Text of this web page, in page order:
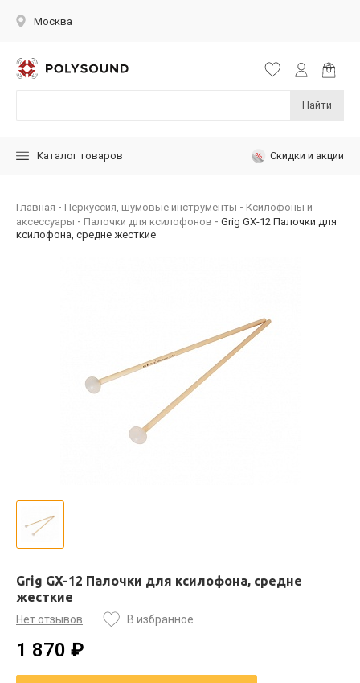
Москва
Найти
Каталог товаров Скидки и акции
Главная Перкуссия, шумовые инструменты
Ксилофоны и
аксессуары
Палочки для ксилофонов
Grig GX-12 Палочки для
ксилофона, средне жесткие
Grig GX-12 Палочки для ксилофона, средне
жесткие
Нет отзывов В избранное
1 870 ₽